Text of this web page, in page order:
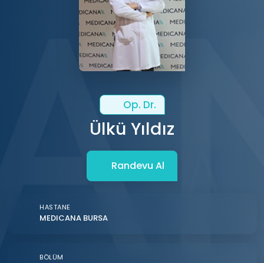
Op. Dr.
Ülkü Yıldız
Randevu Al
HASTANE
MEDICANA BURSA
BÖLÜM